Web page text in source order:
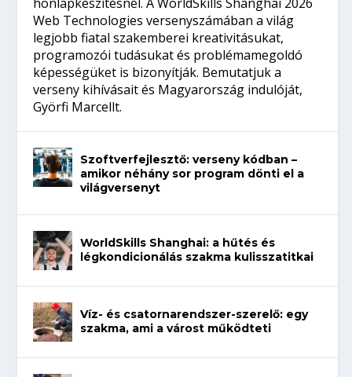
Web Technologies versenyszámában a világ
legjobb fiatal szakemberei kreativitásukat,
programozói tudásukat és problémamegoldó
képességüket is bizonyítják. Bemutatjuk a
verseny kihívásait és Magyarország indulóját,
Györfi Marcellt.
Szoftverfejlesztő: verseny kódban –
amikor néhány sor program dönti el a
világversenyt
WorldSkills Shanghai: a hűtés és
légkondicionálás szakma kulisszatitkai
Víz- és csatornarendszer-szerelő: egy
szakma, ami a várost működteti